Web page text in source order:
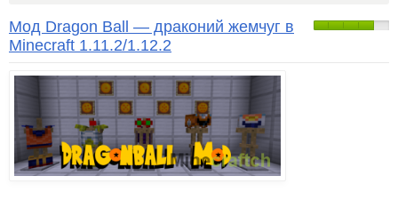
Мод Dragon Ball — драконий жемчуг в
Minecraft 1.11.2/1.12.2